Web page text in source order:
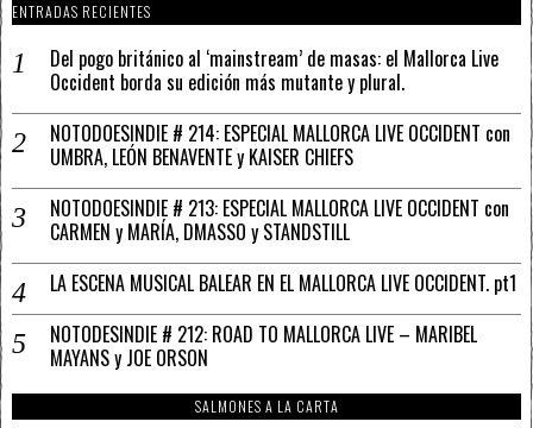
ENTRADAS RECIENTES
Del pogo británico al ‘mainstream’ de masas: el Mallorca Live
Occident borda su edición más mutante y plural.
NOTODOESINDIE # 214: ESPECIAL MALLORCA LIVE OCCIDENT con
UMBRA, LEÓN BENAVENTE y KAISER CHIEFS
NOTODOESINDIE # 213: ESPECIAL MALLORCA LIVE OCCIDENT con
CARMEN y MARÍA, DMASSO y STANDSTILL
LA ESCENA MUSICAL BALEAR EN EL MALLORCA LIVE OCCIDENT. pt1
NOTODESINDIE # 212: ROAD TO MALLORCA LIVE – MARIBEL
MAYANS y JOE ORSON
SALMONES A LA CARTA